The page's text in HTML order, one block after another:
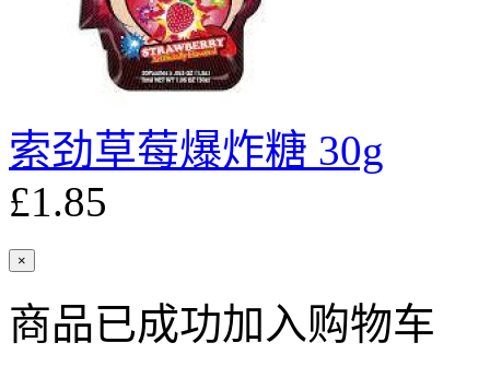
索劲草莓爆炸糖 30g
£1.85
×
商品已成功加入购物车